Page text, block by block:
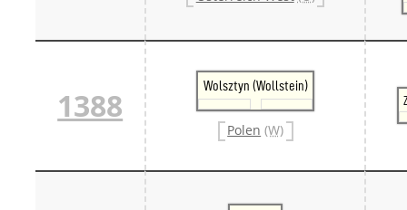
1388
Wolsztyn (Wollstein)
Polen (W)